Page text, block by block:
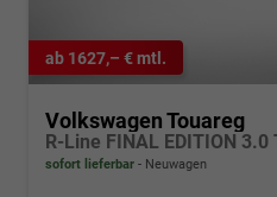
ab 1627,– € mtl.
Volkswagen Touareg
sofort lieferbar Neuwagen